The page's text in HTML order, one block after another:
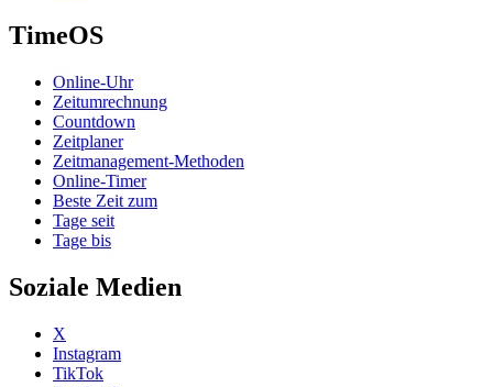
TimeOS
Online-Uhr
Zeitumrechnung
Countdown
Zeitplaner
Zeitmanagement-Methoden
Online-Timer
Beste Zeit zum
Tage seit
Tage bis
Soziale Medien
X
Instagram
TikTok